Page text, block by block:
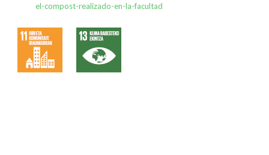
el-compost-realizado-en-la-facultad